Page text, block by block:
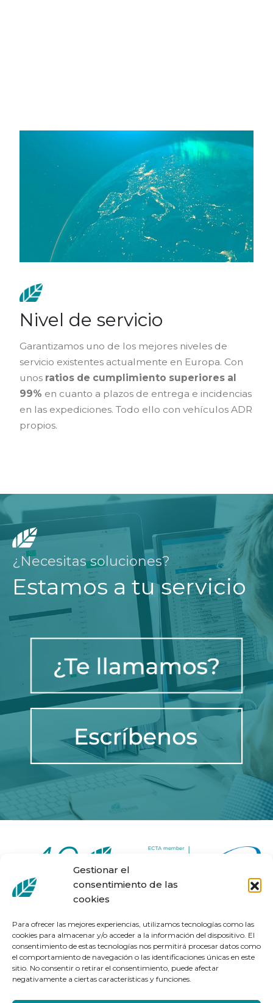
Gestionar el
consentimiento de las
cookies
Para ofrecer las mejores experiencias, utilizamos tecnologías como las
cookies para almacenar y/o acceder a la información del dispositivo. El
consentimiento de estas tecnologías nos permitirá procesar datos como
el comportamiento de navegación o las identificaciones únicas en este
sitio. No consentir o retirar el consentimiento, puede afectar
negativamente a ciertas características y funciones.
Nivel de servicio
Garantizamos uno de los mejores niveles de
servicio existentes actualmente en Europa. Con
unos ratios de cumplimiento superiores al
99% en cuanto a plazos de entrega e incidencias
en las expediciones. Todo ello con vehículos ADR
propios.
¿Necesitas soluciones?
Estamos a tu servicio
Seguimiento del pedido
Aviso Legal